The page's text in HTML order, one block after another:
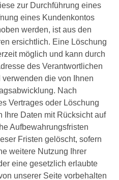
zur Durchführung eines
eines Kundenkontos
werden, ist aus den
ersichtlich. Eine Löschung
möglich und kann durch
des Verantwortlichen
die von Ihnen
Nach
Vertrages oder Löschung
Ihre Daten mit Rücksicht auf
Aufbewahrungsfristen
Fristen gelöscht, sofern
weitere Nutzung Ihrer
eine gesetzlich erlaubte
unserer Seite vorbehalten